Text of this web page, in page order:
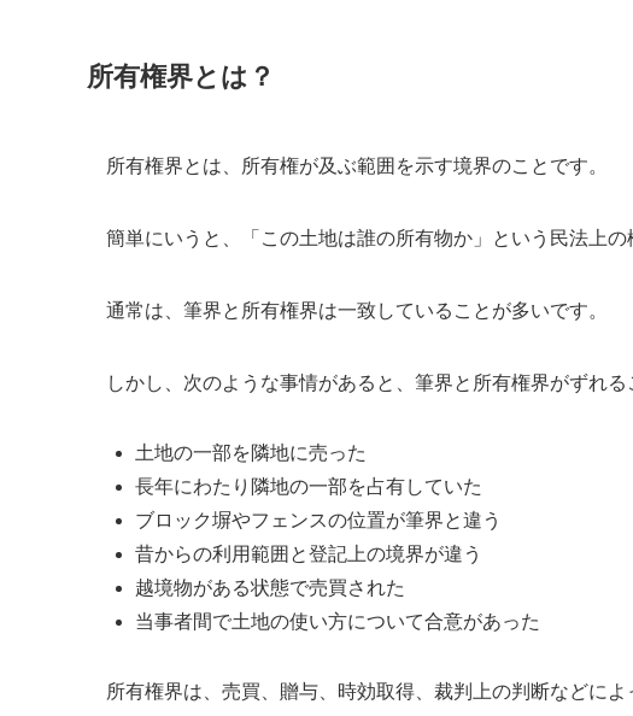
所有権界とは？
所有権界とは、所有権が及ぶ範囲を示す境界のことです。
簡単にいうと、「この土地は誰の所有物か」という民法上の
通常は、筆界と所有権界は一致していることが多いです。
しかし、次のような事情があると、筆界と所有権界がずれる
土地の一部を隣地に売った
長年にわたり隣地の一部を占有していた
ブロック塀やフェンスの位置が筆界と違う
昔からの利用範囲と登記上の境界が違う
越境物がある状態で売買された
当事者間で土地の使い方について合意があった
所有権界は、売買、贈与、時効取得、裁判上の判断などによ